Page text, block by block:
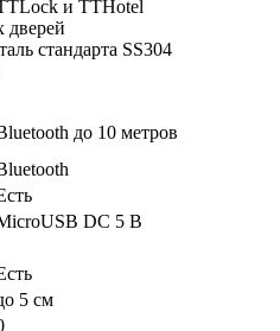
и TTHotel
дверей
стандарта SS304
до 10 метров
DC 5 В
5 см